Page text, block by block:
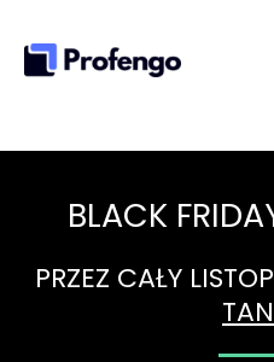
do
treści
BLACK
PRZEZ CAŁY